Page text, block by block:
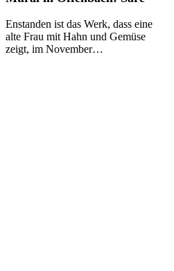
Offenbach:
Sare
Enstanden ist das Werk, dass eine
alte Frau mit Hahn und Gemüse
zeigt, im November…